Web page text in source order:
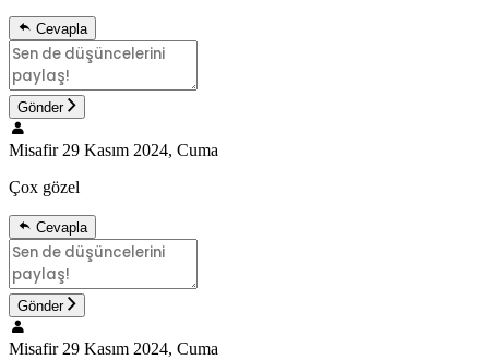
Cevapla
Gönder
Misafir 29 Kasım 2024, Cuma
Çox gözel
Cevapla
Gönder
Misafir 29 Kasım 2024, Cuma